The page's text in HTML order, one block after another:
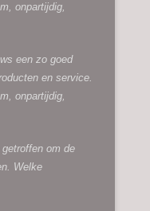
onpartijdig,
een zo goed
en service.
onpartijdig,
om de
Welke